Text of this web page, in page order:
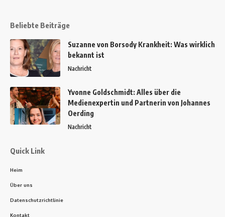
Beliebte Beiträge
Suzanne von Borsody Krankheit: Was wirklich
bekannt ist
Nachricht
Yvonne Goldschmidt: Alles über die
Medienexpertin und Partnerin von Johannes
Oerding
Nachricht
Quick Link
Heim
Über uns
Datenschutzrichtlinie
Kontakt